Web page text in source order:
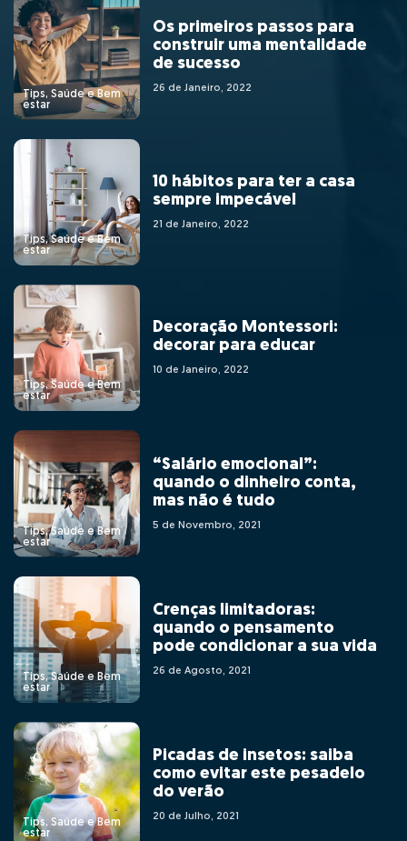
Tips, Saúde e Bem
estar
Os primeiros passos para
construir uma mentalidade
de sucesso
26 de Janeiro, 2022
Tips, Saúde e Bem
estar
10 hábitos para ter a casa
sempre impecável
21 de Janeiro, 2022
Tips, Saúde e Bem
estar
Decoração Montessori:
decorar para educar
10 de Janeiro, 2022
Tips, Saúde e Bem
estar
“Salário emocional”:
quando o dinheiro conta,
mas não é tudo
5 de Novembro, 2021
Tips, Saúde e Bem
estar
Crenças limitadoras:
quando o pensamento
pode condicionar a sua vida
26 de Agosto, 2021
Tips, Saúde e Bem
estar
Picadas de insetos: saiba
como evitar este pesadelo
do verão
20 de Julho, 2021